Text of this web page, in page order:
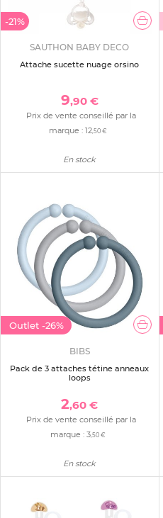
-21%
SAUTHON BABY DECO
Attache sucette nuage orsino
9,90 €
Prix de vente conseillé par la
marque :12,50 €
En stock
Outlet -26%
BIBS
Pack de 3 attaches tétine anneaux
loops
2,60 €
Prix de vente conseillé par la
marque :3,50 €
En stock